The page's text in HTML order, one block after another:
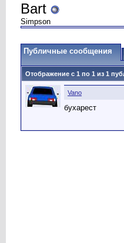
Bart
Simpson
Публичные сообщения
Отображение с 1 по 1 из 1
Vano
бухарест